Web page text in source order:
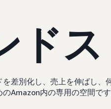
ド
差別化し、売上を伸ばし、
Amazon内の専用の空間です